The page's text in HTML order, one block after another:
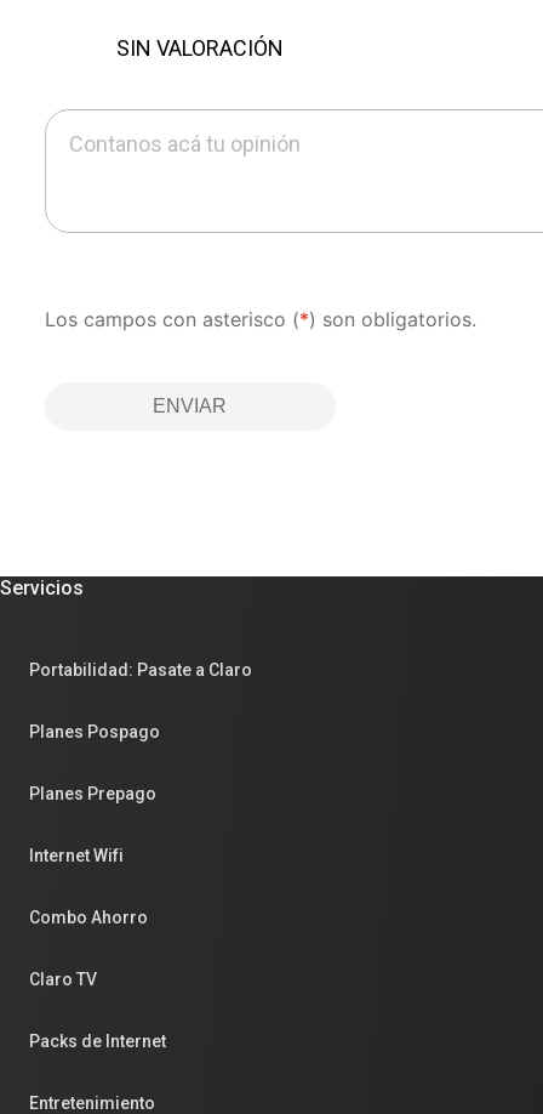
SIN VALORACIÓN
Contanos acá tu opinión
Los campos con asterisco (*) son obligatorios.
ENVIAR
Servicios
Portabilidad: Pasate a Claro
Planes Pospago
Planes Prepago
Internet Wifi
Combo Ahorro
Claro TV
Packs de Internet
Entretenimiento